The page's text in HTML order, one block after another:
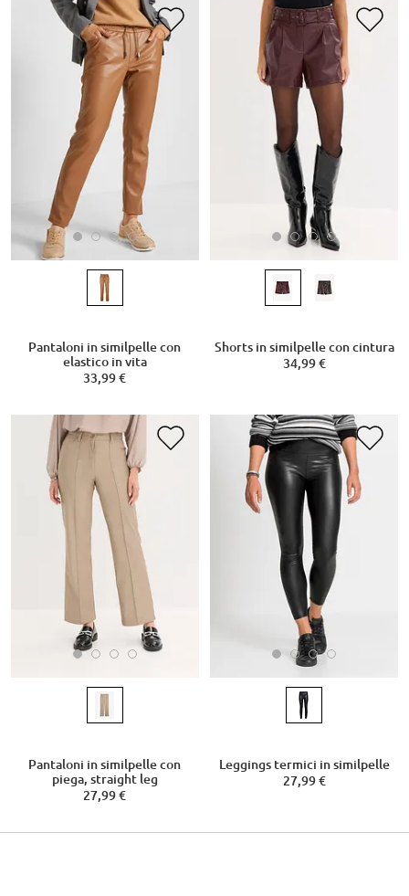
Pantaloni in similpelle con
elastico in vita
33,99 €
Shorts in similpelle con cintura
34,99 €
Pantaloni in similpelle con
piega, straight leg
27,99 €
Leggings termici in similpelle
27,99 €